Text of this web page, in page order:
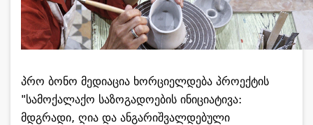
პრო ბონო მედიაცია ხორციელდება პროექტის
"სამოქალაქო საზოგადოების ინიციატივა:
მდგრადი, ღია და ანგარიშვალდებული